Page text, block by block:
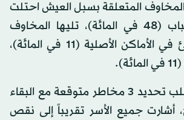
المخاوف المتعلقة بسبل العيش احتلت
أعلى قائمة الأسباب (48 في المائة)، تليها المخاوف
المتعلقة بالملاجئ في الأماكن الأصلية (11 في المائة)،
وفي ردها على طلب تحديد 3 مخاطر متوقعة مع البقاء
أشارت جميع الأسر تقريباً إلى نقص